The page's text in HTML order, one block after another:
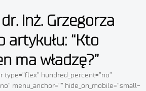
inż. Grzegorza
artykułu: “Kto
ma władzę?”
type=”flex” hundred_percent=”no”
menu_anchor=”” hide_on_mobile=”small-